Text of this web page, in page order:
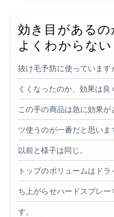
効き目がある
よくわからない
抜け毛予防に使っていま
くくなったのか、効果は良
この手の商品は急に効果
ツ使うのが一番だと思い
以前と様子は同じ。
トップのボリュームはド
ち上がらせハードスプレ
す。